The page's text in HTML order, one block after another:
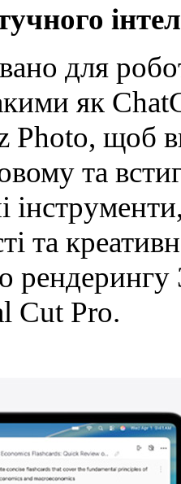
для
як
Photo, щоб
та
та
Cut Pro.